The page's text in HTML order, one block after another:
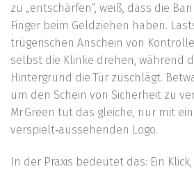
zu „entschärfen“, weiß, dass die
Finger beim Geldziehen haben.
trügerischen Anschein von
selbst die Klinke drehen, während
Hintergrund die Tür zuschlägt.
um den Schein von Sicherheit zu
Mr Green tut das gleiche, nur mit
verspielt‑aussehenden Logo.
In der Praxis bedeutet das: Ein